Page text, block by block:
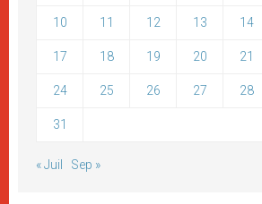
10 11 12 13 14
17 18 19 20 21
24 25 26 27 28
31
« Juil Sep »